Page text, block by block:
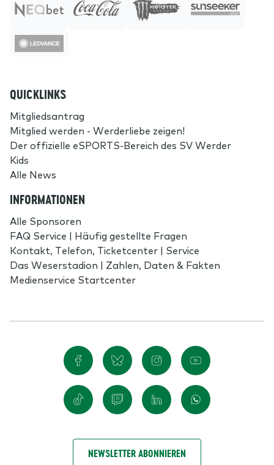
QUICKLINKS
Mitgliedsantrag
Mitglied werden - Werderliebe zeigen!
Der offizielle eSPORTS-Bereich des SV Werder
Kids
Alle News
INFORMATIONEN
Alle Sponsoren
FAQ Service | Häufig gestellte Fragen
Kontakt, Telefon, Ticketcenter | Service
Das Weserstadion | Zahlen, Daten & Fakten
Medienservice Startcenter
NEWSLETTER ABONNIEREN